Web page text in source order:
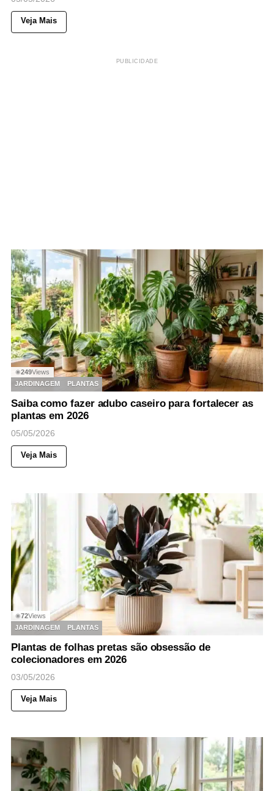
Veja Mais
PUBLICIDADE
◉249Views
JARDINAGEM
PLANTAS
Saiba como fazer adubo caseiro para fortalecer as
plantas em 2026
05/05/2026
Veja Mais
◉72Views
JARDINAGEM
PLANTAS
Plantas de folhas pretas são obsessão de
colecionadores em 2026
03/05/2026
Veja Mais